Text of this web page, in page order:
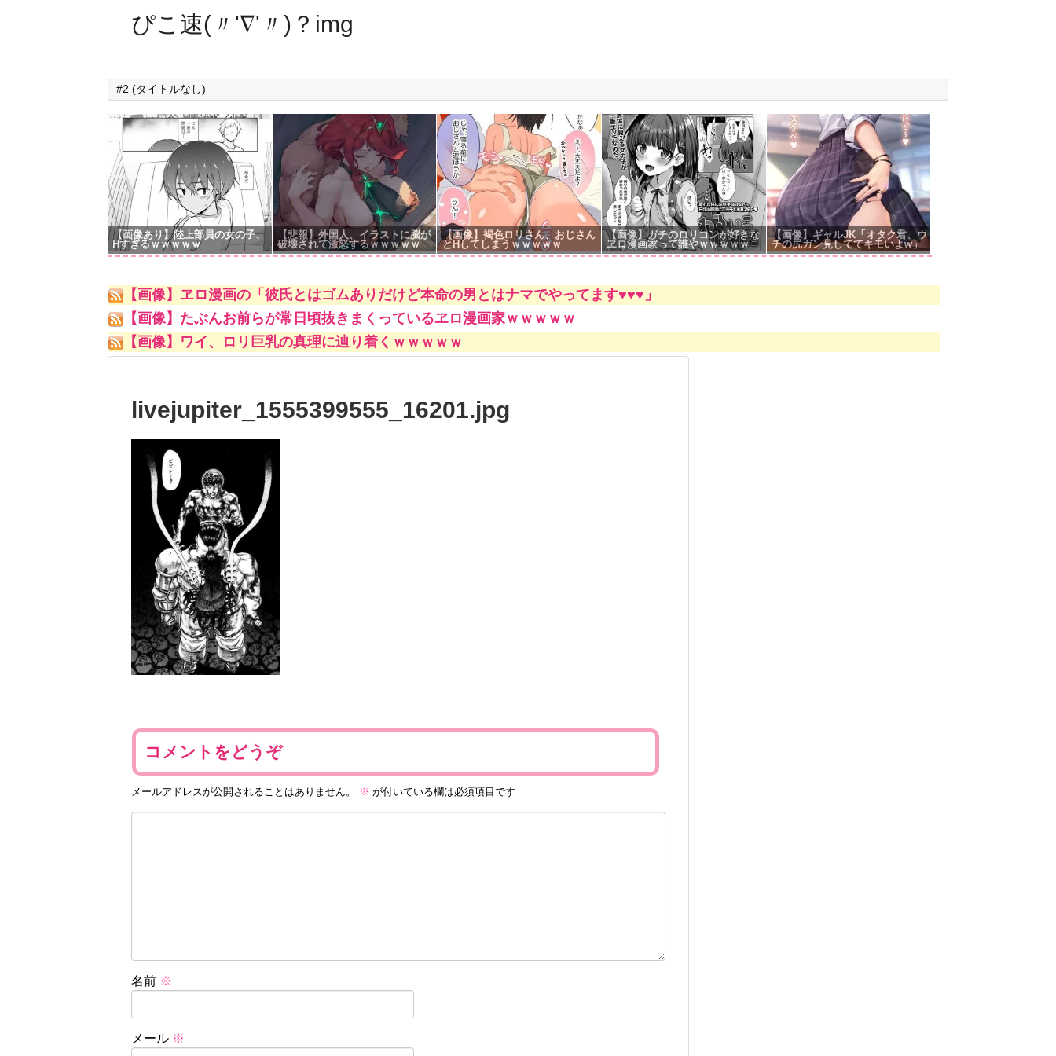
ぴこ速(〃'∇'〃)？img
#2 (タイトルなし)
【画像あり】陸上部員の女の子、
Hすぎるｗｗｗｗｗ
【悲報】外国人、イラストに脳が
破壊されて激怒するｗｗｗｗｗ
【画像】褐色ロリさん、おじさん
とHしてしまうｗｗｗｗｗ
【画像】ガチのロリコンが好きな
ヱロ漫画家って誰やｗｗｗｗｗ
【画像】ギャルJK「オタク君、ウ
チの尻ガン見しててキモいよw」
【画像】ヱロ漫画の「彼氏とはゴムありだけど本命の男とはナマでやってます♥♥♥」
【画像】たぶんお前らが常日頃抜きまくっているヱロ漫画家ｗｗｗｗｗ
【画像】ワイ、ロリ巨乳の真理に辿り着くｗｗｗｗｗ
livejupiter_1555399555_16201.jpg
コメントをどうぞ
メールアドレスが公開されることはありません。 ※ が付いている欄は必須項目です
名前 ※
メール ※